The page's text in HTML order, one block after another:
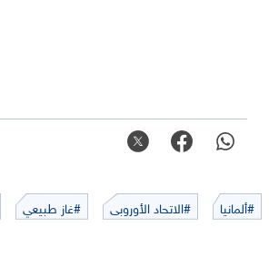
#ألمانيا #الاتحاد الأوروبى #غاز طبيعي